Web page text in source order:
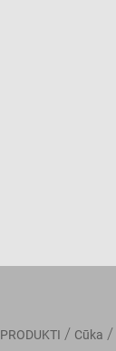
PRODUKTI / Cūka /